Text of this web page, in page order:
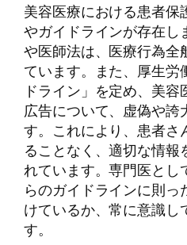
美容医療における患者
やガイドラインが存在し
や医師法は、医療行為全
ています。また、厚生労
ドライン」を定め、美
広告について、虚偽や誇
す。これにより、患者さ
ることなく、適切な情報
れています。専門医とし
らのガイドラインに則
けているか、常に意識し
す。